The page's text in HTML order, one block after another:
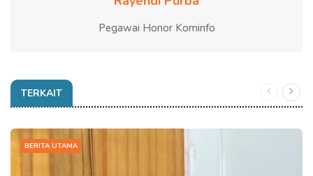
Pegawai Honor Kominfo
TERKAIT
BERITA UTAMA